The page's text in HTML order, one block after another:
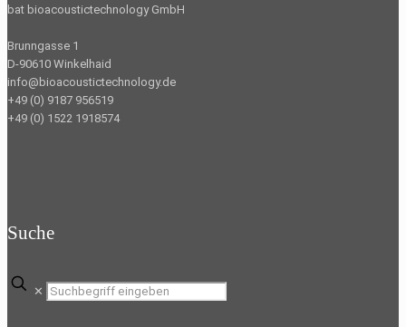
bat bioacoustictechnology GmbH
Brunngasse 1
D-90610 Winkelhaid
info@bioacoustictechnology.de
+49 (0) 9187 956519
+49 (0) 1522 1918574
Suche
✕